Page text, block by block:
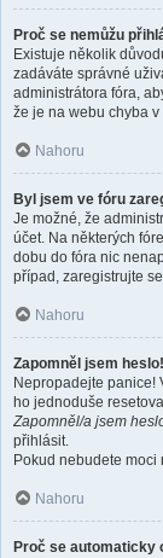
Proč se nemůžu
Existuje několik
zadáváte správné
administrátora fóra,
že je na webu chyba v
Nahoru
Byl jsem ve fóru
Je možné, že
účet. Na některých
dobu do fóra nic
případ, zaregistrujte
Nahoru
Zapomněl jsem heslo!
Nepropadejte panice!
ho jednoduše
Zapomněl/a jsem
přihlásit.
Pokud nebudete moci
Nahoru
Proč se automaticky